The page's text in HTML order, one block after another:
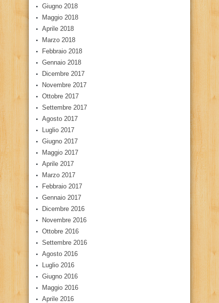
Giugno 2018
Maggio 2018
Aprile 2018
Marzo 2018
Febbraio 2018
Gennaio 2018
Dicembre 2017
Novembre 2017
Ottobre 2017
Settembre 2017
Agosto 2017
Luglio 2017
Giugno 2017
Maggio 2017
Aprile 2017
Marzo 2017
Febbraio 2017
Gennaio 2017
Dicembre 2016
Novembre 2016
Ottobre 2016
Settembre 2016
Agosto 2016
Luglio 2016
Giugno 2016
Maggio 2016
Aprile 2016